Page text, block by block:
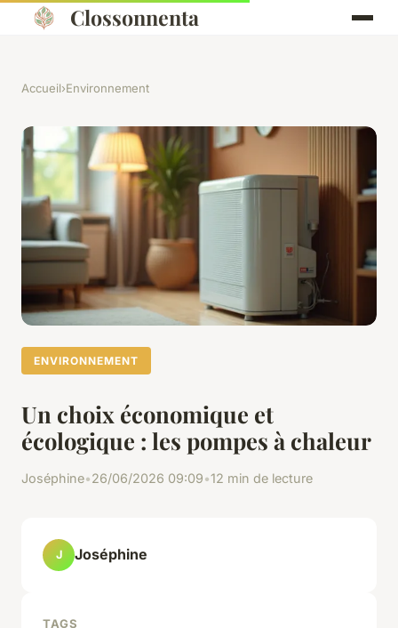
Clossonnenta
Accueil›Environnement
ENVIRONNEMENT
Un choix économique et
écologique : les pompes à chaleur
Joséphine•26/06/2026 09:09•12 min de lecture
J Joséphine
TAGS